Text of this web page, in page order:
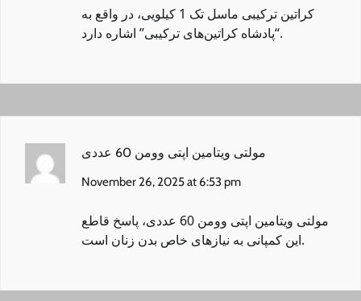
کراتین ترکیبی ماسل تک 1 کیلویی
، در واقع به
“پادشاه کراتین‌های ترکیبی” اشاره دارد.
مولتی ویتامین اپتی وومن 60 عددی
November 26, 2025 at 6:53 pm
مولتی ویتامین اپتی وومن 60 عددی
، پاسخ قاطع
این کمپانی به نیازهای خاص بدن زنان است.